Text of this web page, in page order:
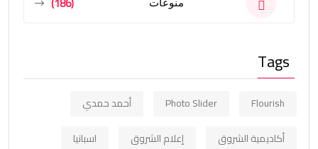
Tags
Flourish
Photo Slider
أحمد حمدي
أكاديمية الشروق
إعلام الشروق
اسبانيا